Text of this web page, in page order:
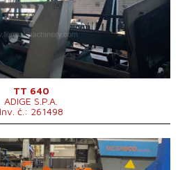
1350 kg
ne
TT 640
ADIGE S.P.A.
Inv. č.: 261498
2012
335 mm